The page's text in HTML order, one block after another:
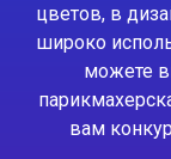
цветов, в
широко
можете
вам